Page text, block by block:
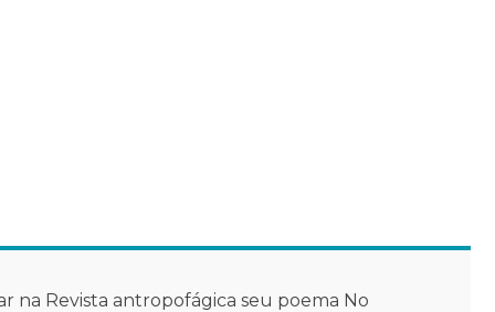
na Revista antropofágica seu poema No